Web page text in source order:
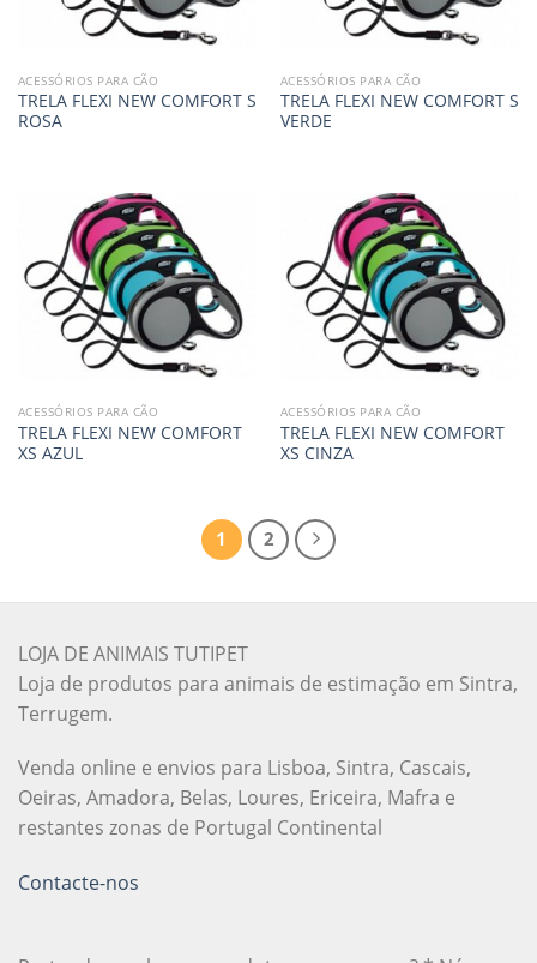
ACESSÓRIOS PARA CÃO
TRELA FLEXI NEW COMFORT S
ROSA
ACESSÓRIOS PARA CÃO
TRELA FLEXI NEW COMFORT S
VERDE
ACESSÓRIOS PARA CÃO
TRELA FLEXI NEW COMFORT
XS AZUL
ACESSÓRIOS PARA CÃO
TRELA FLEXI NEW COMFORT
XS CINZA
1 2
LOJA DE ANIMAIS TUTIPET
Loja de produtos para animais de estimação em Sintra,
Terrugem.
Venda online e envios para Lisboa, Sintra, Cascais,
Oeiras, Amadora, Belas, Loures, Ericeira, Mafra e
restantes zonas de Portugal Continental
Contacte-nos